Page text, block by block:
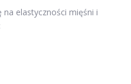
elastyczności mięśni i